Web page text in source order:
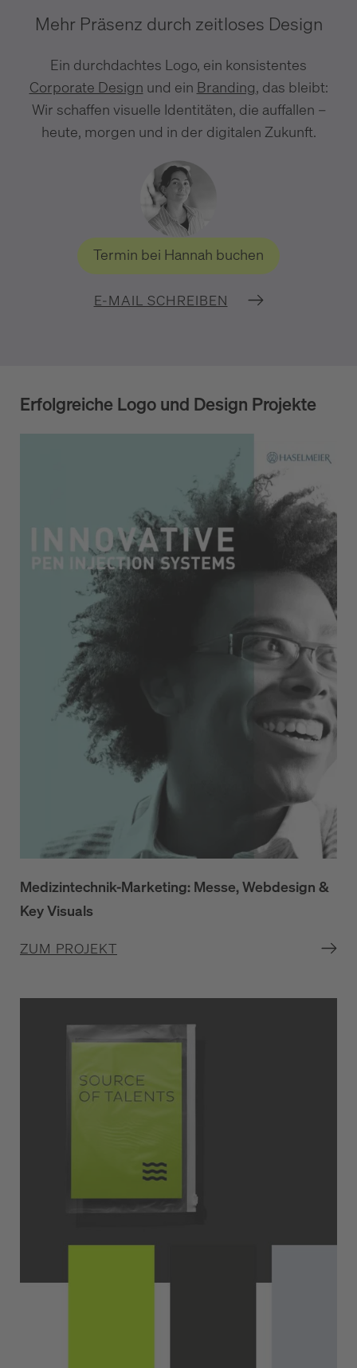
Mehr Präsenz durch zeitloses Design
Ein durchdachtes Logo, ein konsistentes
Corporate Design und ein Branding, das bleibt:
Wir schaffen visuelle Identitäten, die auffallen –
heute, morgen und in der digitalen Zukunft.
Termin bei Hannah buchen
E-MAIL SCHREIBEN
Erfolgreiche Logo und Design Projekte
Medizintechnik-Marketing: Messe, Webdesign &
Key Visuals
ZUM PROJEKT